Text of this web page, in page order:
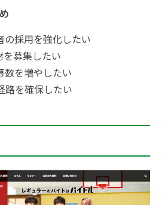
の採用を強化したい
を募集したい
数を増やしたい
路を確保したい